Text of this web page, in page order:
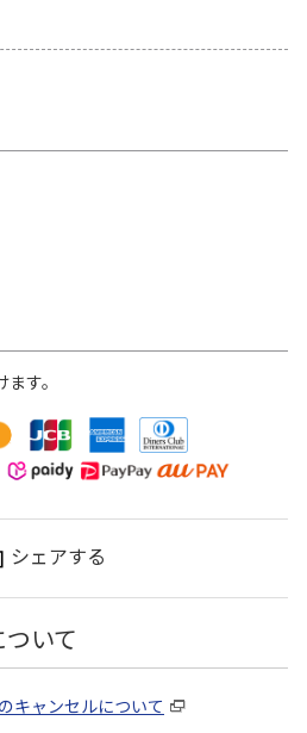
す。
シェアする
いて
キャンセルについて